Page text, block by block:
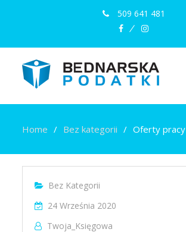
509 641 481
Home Bez kategorii Oferty pracy
Bez Kategorii
24 Września 2020
Twoja_Księgowa